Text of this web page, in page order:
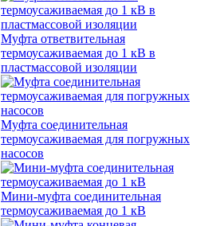
Муфта ответвительная
термоусаживаемая до 1 кВ в
пластмассовой изоляции
Муфта соединительная
термоусаживаемая для погружных
насосов
Мини-муфта соединительная
термоусаживаемая до 1 кВ